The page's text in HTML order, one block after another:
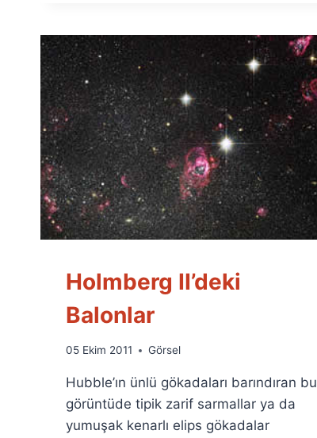
Holmberg II’deki
Balonlar
By
Fuat
Özyar
05 Ekim 2011 Görsel
Hubble’ın ünlü gökadaları barındıran bu
görüntüde tipik zarif sarmallar ya da
yumuşak kenarlı elips gökadalar